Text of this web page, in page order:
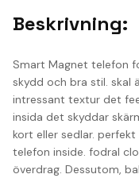
Beskrivning:
Smart Magnet telefon
skydd och bra stil. skal
intressant textur det
insida det skyddar
kort eller sedlar.
telefon inside. fodral
överdrag. Dessutom,